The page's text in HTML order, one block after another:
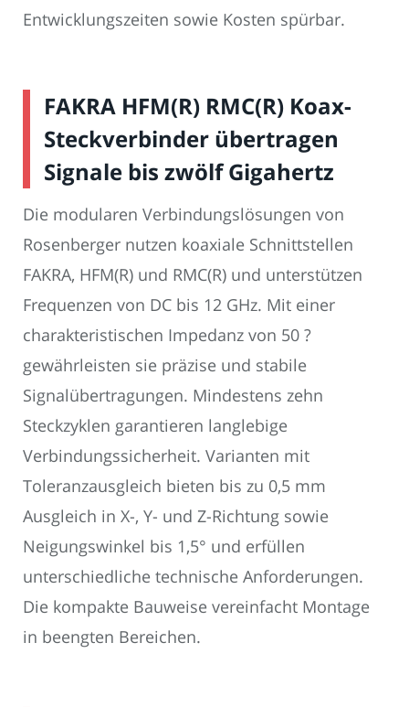
Entwicklungszeiten sowie Kosten spürbar.
FAKRA HFM(R) RMC(R) Koax-
Steckverbinder übertragen
Signale bis zwölf Gigahertz
Die modularen Verbindungslösungen von
Rosenberger nutzen koaxiale Schnittstellen
FAKRA, HFM(R) und RMC(R) und unterstützen
Frequenzen von DC bis 12 GHz. Mit einer
charakteristischen Impedanz von 50 ?
gewährleisten sie präzise und stabile
Signalübertragungen. Mindestens zehn
Steckzyklen garantieren langlebige
Verbindungssicherheit. Varianten mit
Toleranzausgleich bieten bis zu 0,5 mm
Ausgleich in X-, Y- und Z-Richtung sowie
Neigungswinkel bis 1,5° und erfüllen
unterschiedliche technische Anforderungen.
Die kompakte Bauweise vereinfacht Montage
in beengten Bereichen.